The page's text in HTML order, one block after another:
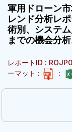
軍用ドローン
レンド分析レ
術別、システ
までの機会分
レポートID :
ーマット :
: